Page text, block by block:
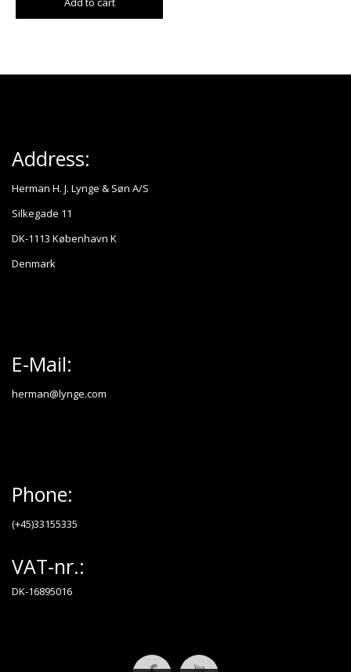
Address:
Herman H. J. Lynge & Søn A/S
Silkegade 11
DK-1113 København K
Denmark
E-Mail:
herman@lynge.com
Phone:
(+45)33155335
VAT-nr.:
DK-16895016